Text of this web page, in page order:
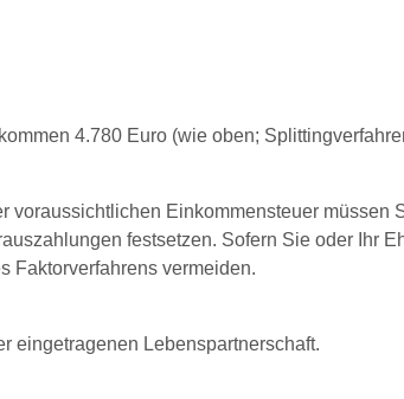
4.780 Euro (wie oben;
Einkommensteuer
festsetzen. Sofern Sie oder Ihr
Faktorverfahrens vermeiden.
eingetragenen Lebenspartnerschaft.